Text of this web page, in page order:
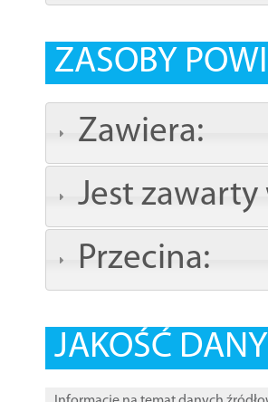
ZASOBY
Zawiera:
Jest zawarty
Przecina:
JAKOŚĆ